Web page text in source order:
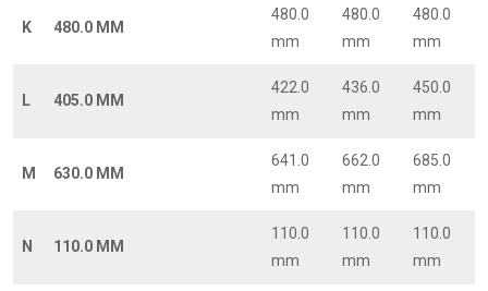
K 480.0 MM
480.0
mm
480.0
mm
480.0
mm
L 405.0 MM
422.0
mm
436.0
mm
450.0
mm
M 630.0 MM
641.0
mm
662.0
mm
685.0
mm
N 110.0 MM
110.0
mm
110.0
mm
110.0
mm